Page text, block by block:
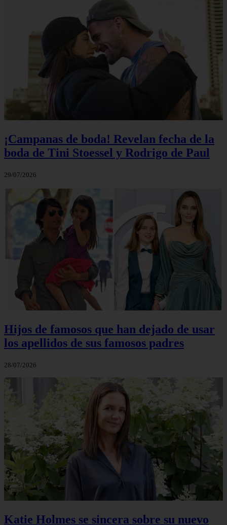
¡Campanas de boda! Revelan fecha de la
boda de Tini Stoessel y Rodrigo de Paul
29/07/2026
Hijos de famosos que han dejado de usar
los apellidos de sus famosos padres
28/07/2026
Katie Holmes se sincera sobre su nuevo